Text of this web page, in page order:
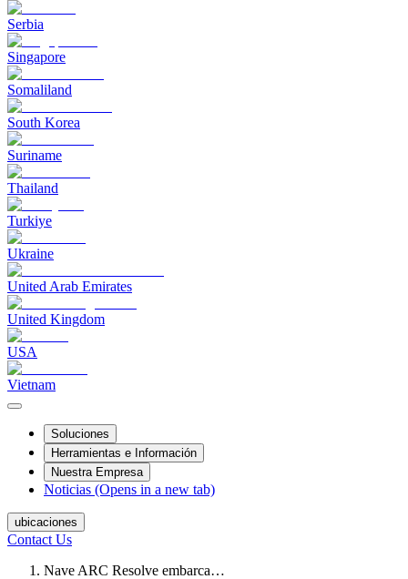
Serbia
Singapore
Somaliland
South Korea
Suriname
Thailand
Turkiye
Ukraine
United Arab Emirates
United Kingdom
USA
Vietnam
Soluciones
Herramientas e Información
Nuestra Empresa
Noticias (Opens in a new tab)
ubicaciones
Contact Us
Nave ARC Resolve embarca…